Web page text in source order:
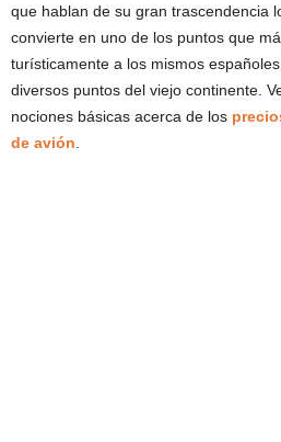
que hablan de su gran trascendencia
convierte en uno de los puntos que
turísticamente a los mismos
diversos puntos del viejo continente.
nociones básicas acerca de los
de avión